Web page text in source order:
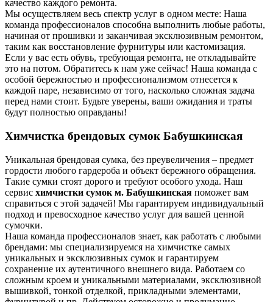
качество каждого ремонта.
Мы осуществляем весь спектр услуг в одном месте: Наша
команда профессионалов способна выполнить любые работы,
начиная от прошивки и заканчивая эксклюзивным ремонтом,
таким как восстановление фурнитуры или кастомизация.
Если у вас есть обувь, требующая ремонта, не откладывайте
это на потом. Обратитесь к нам уже сейчас! Наша команда с
особой бережностью и профессионализмом отнесется к
каждой паре, независимо от того, насколько сложная задача
перед нами стоит. Будьте уверены, ваши ожидания и траты
будут полностью оправданы!
Химчистка брендовых сумок Бабушкинская
Уникальная брендовая сумка, без преувеличения – предмет
гордости любого гардероба и объект бережного обращения.
Такие сумки стоят дорого и требуют особого ухода. Наш
сервис химчистки сумок м. Бабушкинская поможет вам
справиться с этой задачей! Мы гарантируем индивидуальный
подход и превосходное качество услуг для вашей ценной
сумочки.
Наша команда профессионалов знает, как работать с любыми
брендами: мы специализируемся на химчистке самых
уникальных и эксклюзивных сумок и гарантируем
сохранение их аутентичного внешнего вида. Работаем со
сложным кроем и уникальными материалами, эксклюзивной
вышивкой, тонкой отделкой, прикладными элементами,